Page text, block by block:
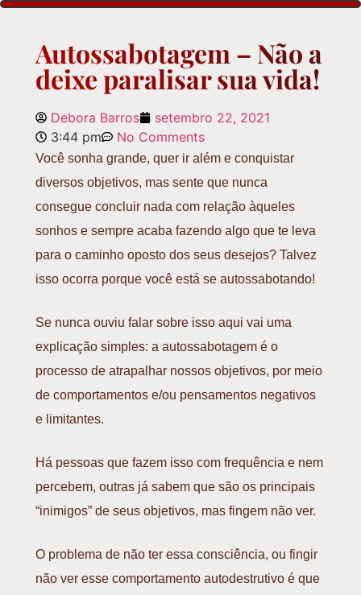
Autossabotagem – Não a
deixe paralisar sua vida!
Debora Barros
setembro 22, 2021
3:44 pm
No Comments
Você sonha grande, quer ir além e conquistar
diversos objetivos, mas sente que nunca
consegue concluir nada com relação àqueles
sonhos e sempre acaba fazendo algo que te leva
para o caminho oposto dos seus desejos? Talvez
isso ocorra porque você está se autossabotando!
Se nunca ouviu falar sobre isso aqui vai uma
explicação simples: a autossabotagem é o
processo de atrapalhar nossos objetivos, por meio
de comportamentos e/ou pensamentos negativos
e limitantes.
Há pessoas que fazem isso com frequência e nem
percebem, outras já sabem que são os principais
“inimigos” de seus objetivos, mas fingem não ver.
O problema de não ter essa consciência, ou fingir
não ver esse comportamento autodestrutivo é que